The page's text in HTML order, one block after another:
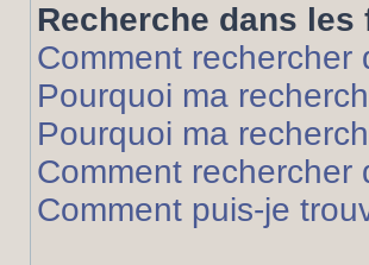
Recherche dans les
Comment rechercher
Pourquoi ma
Pourquoi ma
Comment rechercher
Comment puis-je